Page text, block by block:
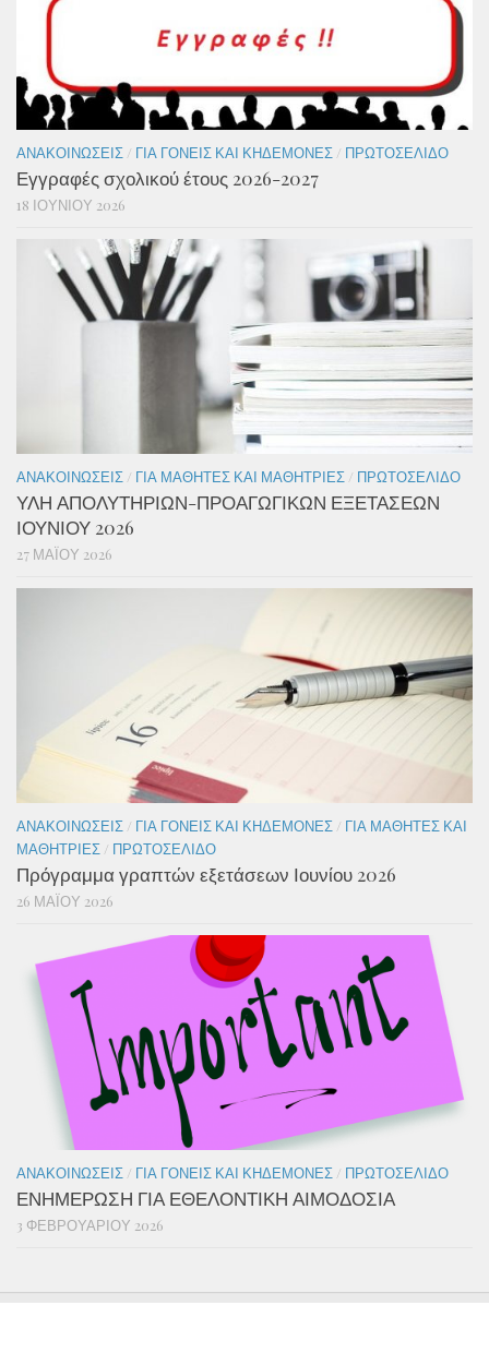
ΑΝΑΚΟΙΝΏΣΕΙΣ / ΓΙΑ ΓΟΝΕΊΣ ΚΑΙ ΚΗΔΕΜΌΝΕΣ / ΠΡΩΤΟΣΈΛΙΔΟ
Εγγραφές σχολικού έτους 2026-2027
18 ΙΟΥΝΊΟΥ 2026
ΑΝΑΚΟΙΝΏΣΕΙΣ / ΓΙΑ ΜΑΘΗΤΈΣ ΚΑΙ ΜΑΘΉΤΡΙΕΣ / ΠΡΩΤΟΣΈΛΙΔΟ
ΥΛΗ ΑΠΟΛΥΤΗΡΙΩΝ-ΠΡΟΑΓΩΓΙΚΩΝ ΕΞΕΤΑΣΕΩΝ
ΙΟΥΝΙΟΥ 2026
27 ΜΑΪ́ΟΥ 2026
ΑΝΑΚΟΙΝΏΣΕΙΣ / ΓΙΑ ΓΟΝΕΊΣ ΚΑΙ ΚΗΔΕΜΌΝΕΣ / ΓΙΑ ΜΑΘΗΤΈΣ ΚΑΙ
ΜΑΘΉΤΡΙΕΣ / ΠΡΩΤΟΣΈΛΙΔΟ
Πρόγραμμα γραπτών εξετάσεων Ιουνίου 2026
26 ΜΑΪ́ΟΥ 2026
ΑΝΑΚΟΙΝΏΣΕΙΣ / ΓΙΑ ΓΟΝΕΊΣ ΚΑΙ ΚΗΔΕΜΌΝΕΣ / ΠΡΩΤΟΣΈΛΙΔΟ
ΕΝΗΜΕΡΩΣΗ ΓΙΑ ΕΘΕΛΟΝΤΙΚΗ ΑΙΜΟΔΟΣΙΑ
3 ΦΕΒΡΟΥΑΡΊΟΥ 2026